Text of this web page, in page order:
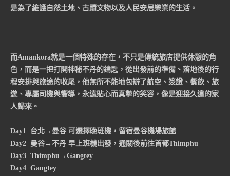
是為了維護自然土地、古蹟文物以及人民安居樂業的生活。
而Amankora就是一個特殊的存在，不只是傳統旅店提供休憩的角
色，而是一把打開神秘不丹的鑰匙，從出發前的準備、落地後的行
程安排與旅途的收尾，他無所不能地包辦了航空、簽證、餐飲、旅
遊、專屬司機與嚮導，永遠貼心而真摯的笑容，像是迎接久違的家
人歸來。
Day1 台北→曼谷 可選擇晚班機，留宿曼谷機場旅館
Day2 曼谷→不丹 早上班機出發，通關後前往首都Thimphu
Day3 Thimphu→Gangtey
Day4 Gangtey